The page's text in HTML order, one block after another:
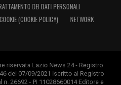
DEI DATI PERSONALI
(COOKIE POLICY)
NETWORK
riservata Lazio News 24 - Registro
del 07/09/2021 Iscritto al Registro
26692 - PI 11028660014 Editore e